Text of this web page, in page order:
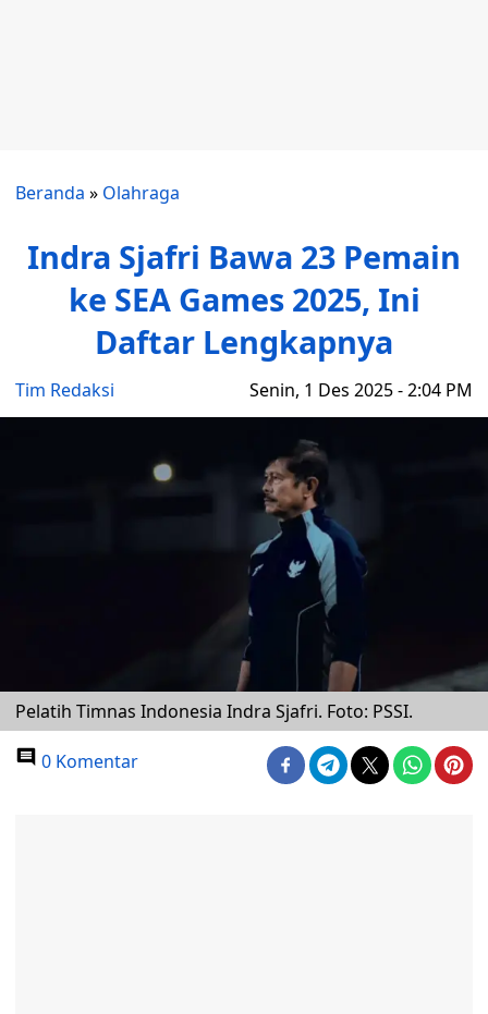
Beranda » Olahraga
Indra Sjafri Bawa 23 Pemain
ke SEA Games 2025, Ini
Daftar Lengkapnya
Tim Redaksi Senin, 1 Des 2025 - 2:04 PM
Pelatih Timnas Indonesia Indra Sjafri. Foto: PSSI.
0 Komentar